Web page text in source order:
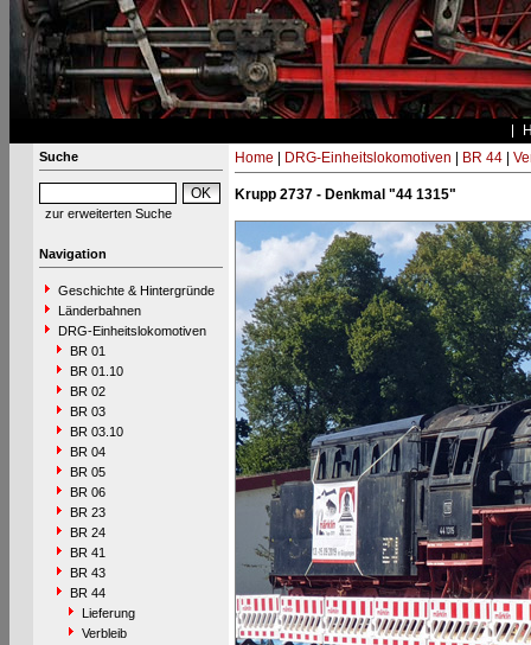
Suche
zur erweiterten Suche
Navigation
Geschichte & Hintergründe
Länderbahnen
DRG-Einheitslokomotiven
BR 01
BR 01.10
BR 02
BR 03
BR 03.10
BR 04
BR 05
BR 06
BR 23
BR 24
BR 41
BR 43
BR 44
Lieferung
Verbleib
Home DRG-Einheitslokomotiven BR 44|
Krupp 2737 - Denkmal "44 1315"